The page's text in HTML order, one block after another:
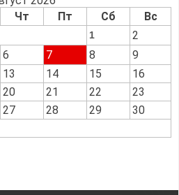
Чт Пт Сб Вс
1
2
6 7 8
9
13 14 15
16
20 21 22
23
27 28 29
30